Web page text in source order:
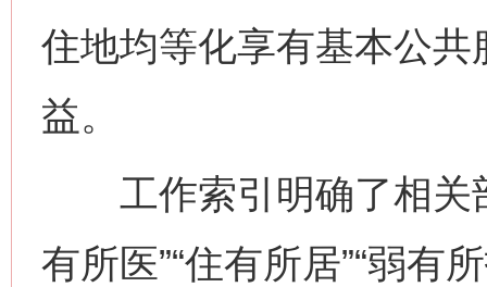
住地均等化享有基本公
益。
工作索引明确了相关部
有所医”“住有所居”“弱有